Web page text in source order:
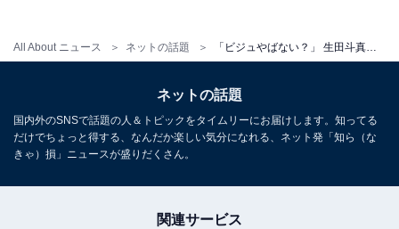
All About ニュース ネットの話題
ネットの話題
国内外のSNSで話題の人＆トピックをタイムリーにお届けします。知ってる
だけでちょっと得する、なんだか楽しい気分になれる、ネット発「知ら（な
きゃ）損」ニュースが盛りだくさん。
関連サービス